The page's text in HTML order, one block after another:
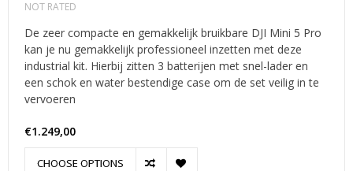
NOT RATED
De zeer compacte en gemakkelijk bruikbare DJI Mini 5 Pro
kan je nu gemakkelijk professioneel inzetten met deze
industrial kit. Hierbij zitten 3 batterijen met snel-lader en
een schok en water bestendige case om de set veilig in te
vervoeren
€1.249,00
CHOOSE OPTIONS